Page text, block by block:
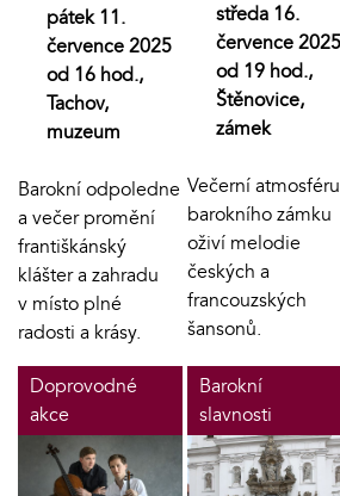
pátek 11.
července 2025
od 16 hod.,
Tachov,
muzeum
Barokní odpoledne
a večer promění
františkánský
klášter a zahradu
v místo plné
radosti a krásy.
středa 16.
července 2025
od 19 hod.,
Štěnovice,
zámek
Večerní atmosféru
barokního zámku
oživí melodie
českých a
francouzských
šansonů.
Doprovodné
akce
Barokní
slavnosti